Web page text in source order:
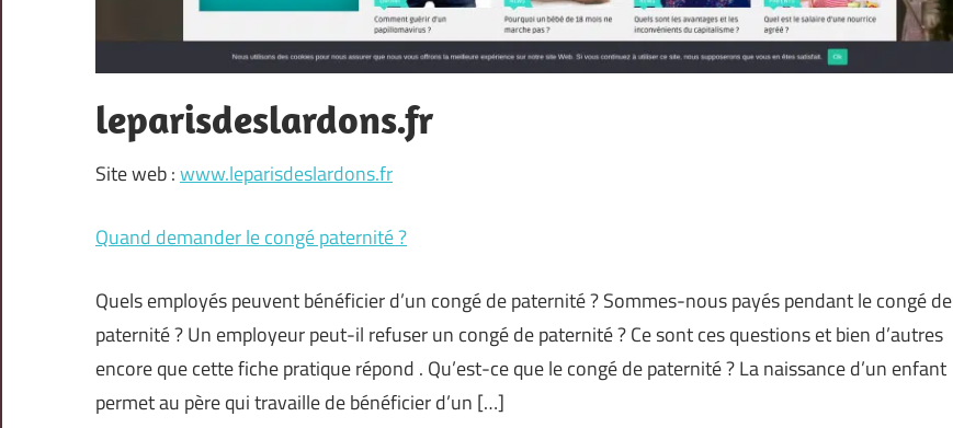
leparisdeslardons.fr
Site web :www.leparisdeslardons.fr
Quand demander le congé paternité ?
Quels employés peuvent bénéficier d’un congé de paternité ? Sommes-nous payés pendant le congé de
paternité ? Un employeur peut-il refuser un congé de paternité ? Ce sont ces questions et bien d’autres
encore que cette fiche pratique répond . Qu’est-ce que le congé de paternité ? La naissance d’un enfant
permet au père qui travaille de bénéficier d’un […]